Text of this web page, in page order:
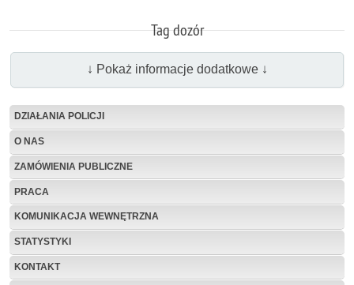
Tag dozór
↓ Pokaż informacje dodatkowe ↓
DZIAŁANIA POLICJI
O NAS
ZAMÓWIENIA PUBLICZNE
PRACA
KOMUNIKACJA WEWNĘTRZNA
STATYSTYKI
KONTAKT